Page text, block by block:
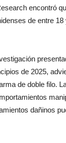
encontró
de entre
de 2025,
de doble filo.
dañinos